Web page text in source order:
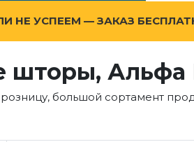
НЕ УСПЕЕМ — ЗАКАЗ
шторы, Альфа
большой сортамент